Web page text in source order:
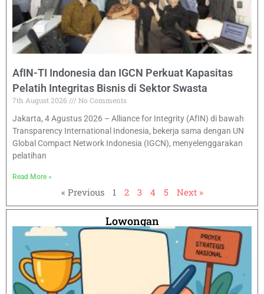
AfIN-TI Indonesia dan IGCN Perkuat Kapasitas
Pelatih Integritas Bisnis di Sektor Swasta
7th August 2026
No Comments
Jakarta, 4 Agustus 2026 – Alliance for Integrity (AfIN) di bawah
Transparency International Indonesia, bekerja sama dengan UN
Global Compact Network Indonesia (IGCN), menyelenggarakan
pelatihan
Read More »
« Previous 1 2 3 4 5 Next »
Lowongan